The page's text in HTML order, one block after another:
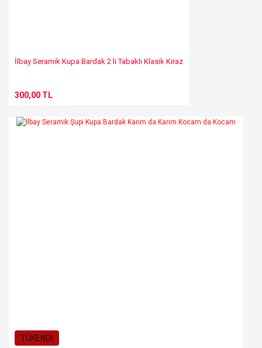
İlbay Seramik Kupa Bardak 2 li Tabaklı Klasik Kiraz
300,00 TL
TÜKENDİ